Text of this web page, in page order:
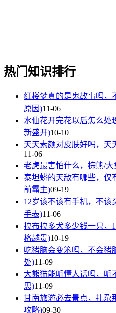
热门知识排行
红楼梦真的是鬼故事吗，
原因)11-06
水仙花开完花以后怎么处
新盛开)10-10
天天素颜对皮肤好吗，天
11-06
老虎最害怕什么，棕熊/
泰坦蟒的天敌有哪些，仅
前霸主)09-19
12岁该不该有手机，不
手表)11-06
拉布拉多犬多少钱一只，
格越贵)10-19
吃猪脑会变笨吗，不会猪
处)11-09
大熊猫能听懂人话吗，听
思)11-09
甘南旅游必去景点，扎尕
攻略)09-30